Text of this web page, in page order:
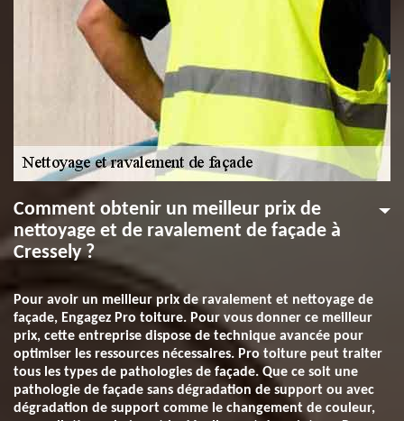
Comment obtenir un meilleur prix de
nettoyage et de ravalement de façade à
Cressely ?
Pour avoir un meilleur prix de ravalement et nettoyage de
façade, Engagez Pro toiture. Pour vous donner ce meilleur
prix, cette entreprise dispose de technique avancée pour
optimiser les ressources nécessaires. Pro toiture peut traiter
tous les types de pathologies de façade. Que ce soit une
pathologie de façade sans dégradation de support ou avec
dégradation de support comme le changement de couleur,